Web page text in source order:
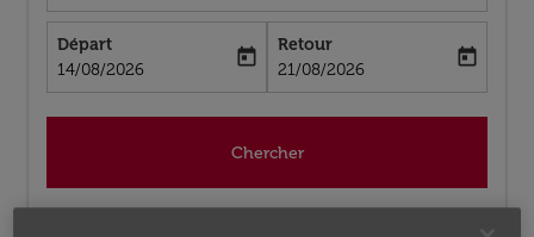
Départ
fc-booking-departure-date-aria-label
14/08/2026
today
Retour
fc-booking-return-date-aria-label
21/08/2026
today
Chercher